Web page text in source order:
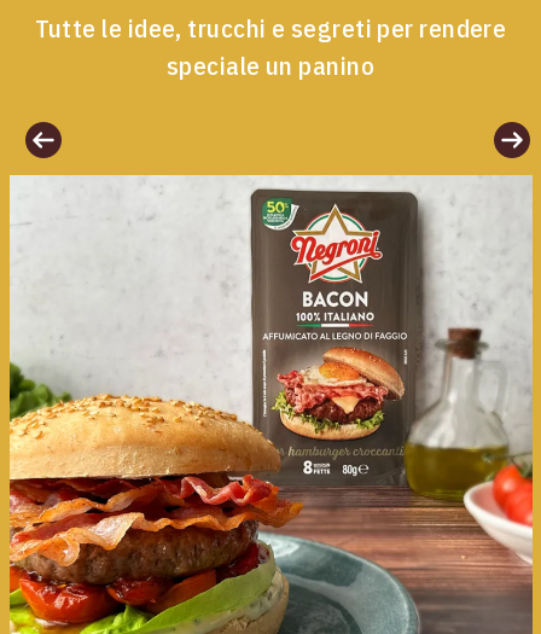
Tutte le idee, trucchi e segreti per rendere
speciale un panino